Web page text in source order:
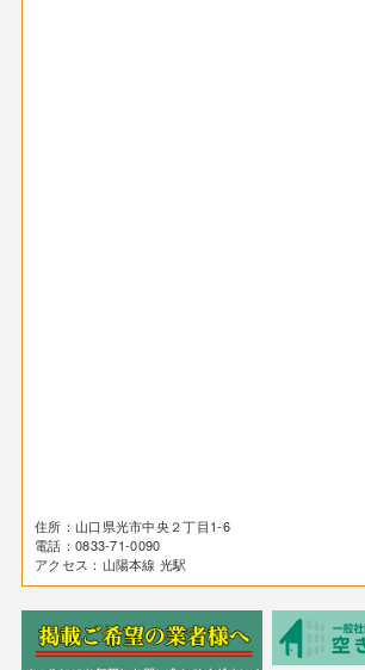
住所：山口県光市中央２丁目1-6
電話：0833-71-0090
アクセス：山陽本線 光駅